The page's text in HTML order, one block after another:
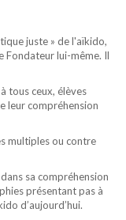
juste » de l'aïkido,
Fondateur lui-même. Il
tous ceux, élèves
leur compréhension
multiples ou contre
sa compréhension
présentant pas à
d’aujourd’hui.